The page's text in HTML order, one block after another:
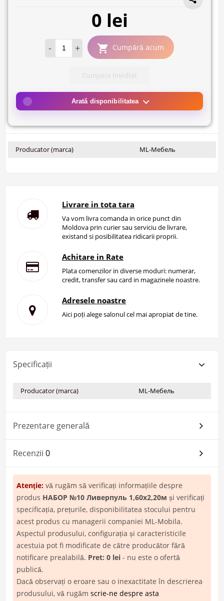
0 lei
- + Cumpără acum
Arată disponibilitatea
Producator (marca) ML-Мебель
Livrare in tota tara
Va vom livra comanda in orice punct din
Moldova prin curier sau serviciu de livrare,
existand si posibilitatea ridicarii proprii.
Achitare in Rate
Plata comenzilor in diverse moduri: numerar,
credit, transfer sau card in magazinele noastre.
Adresele noastre
Aici poți alege salonul cel mai apropiat de tine.
Specificații
Producator (marca) ML-Мебель
Prezentare generală
Recenzii 0
Atenţie: vă rugăm să verificați informațiile despre
produs НАБОР №10 Ливерпуль 1,60х2,20м și verificați
specificația, prețurile, disponibilitatea stocului pentru
acest produs cu managerii companiei ML-Mobila.
Aspectul produsului, configurația și caracteristicile
acestuia pot fi modificate de către producător fără
notificare prealabilă. Pret: 0 lei - nu este o ofertă
publică.
Dacă observați o eroare sau o inexactitate în descrierea
produsului, vă rugăm scrie-ne despre asta